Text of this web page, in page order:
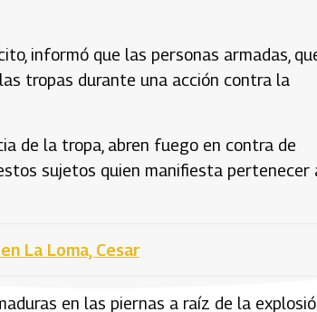
informó que las personas armadas,
tropas durante una acción contra la
de la tropa, abren fuego en contra de
sujetos quien manifiesta pertenecer
La Loma, Cesar
en las piernas a raíz de la